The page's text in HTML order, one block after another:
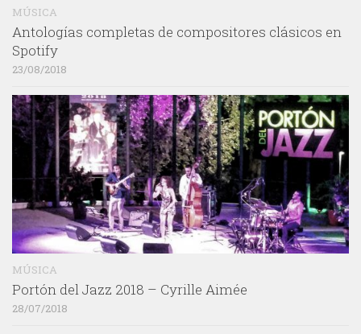
MÚSICA
Antologías completas de compositores clásicos en
Spotify
23/08/2018
MÚSICA
Portón del Jazz 2018 – Cyrille Aimée
28/07/2018